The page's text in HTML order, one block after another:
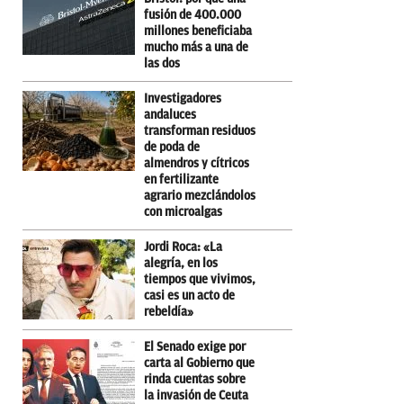
fusión de 400.000
millones beneficiaba
mucho más a una de
las dos
Investigadores
andaluces
transforman residuos
de poda de
almendros y cítricos
en fertilizante
agrario mezclándolos
con microalgas
Jordi Roca: «La
alegría, en los
tiempos que vivimos,
casi es un acto de
rebeldía»
El Senado exige por
carta al Gobierno que
rinda cuentas sobre
la invasión de Ceuta